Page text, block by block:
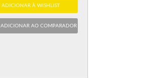
ADICIONAR À WISHLIST
ADICIONAR AO COMPARADOR